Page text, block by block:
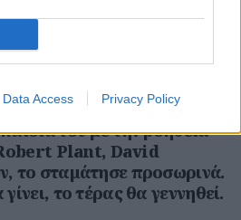
Data Access Privacy Policy
να επεξεργαστεί με AI
και να τα
του με την βοήθεια
Plant, David
το σταμάτησε προσωρινά.
το τέρας θα γεννηθεί.